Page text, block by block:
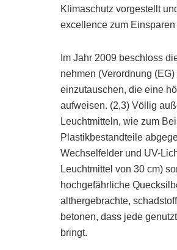
Klimaschutz vorgestellt
excellence zum
Im Jahr 2009 beschloss
nehmen (Verordnung
einzutauschen, die eine
aufweisen. (2,3) Völlig
Leuchtmitteln, wie zum
Plastikbestandteile
Wechselfelder und UV-
Leuchtmittel von 30 cm)
hochgefährliche
althergebrachte,
betonen, dass jede
bringt.